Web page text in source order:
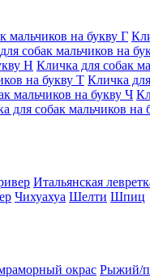
мальчиков на букву Г
собак мальчиков на
Н Кличка для собак
на букву Т Кличка
мальчиков на букву Ч
для собак мальчиков на
Итальянская
Чихуахуа Шелти Шпиц
окрас Рыжий/